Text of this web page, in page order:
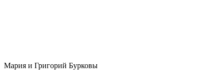
Мария и Григорий Бурковы